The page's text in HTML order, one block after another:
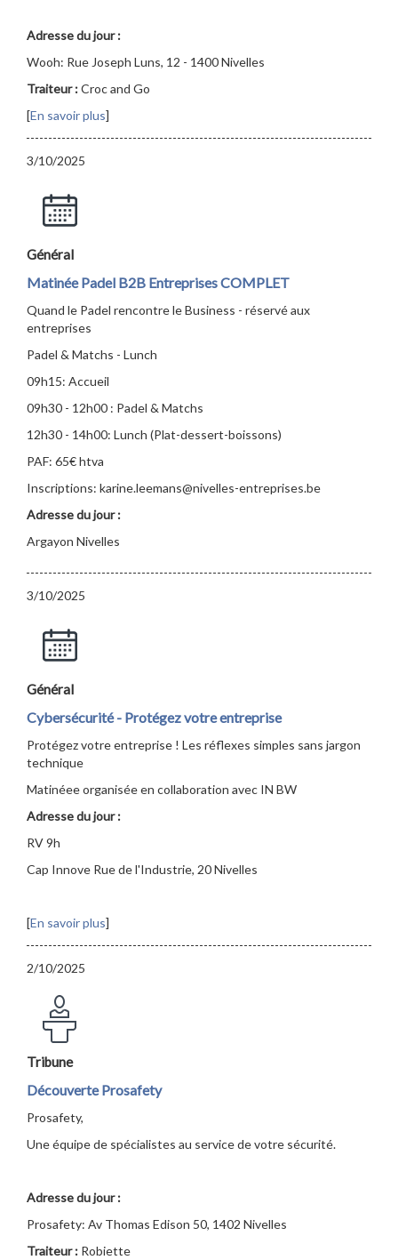
Adresse du jour :
Wooh: Rue Joseph Luns, 12 - 1400 Nivelles
Traiteur :Croc and Go
[En savoir plus]
3/10/2025
Général
Matinée Padel B2B Entreprises COMPLET
Quand le Padel rencontre le Business - réservé aux
entreprises
Padel & Matchs - Lunch
09h15: Accueil
09h30 - 12h00 : Padel & Matchs
12h30 - 14h00: Lunch (Plat-dessert-boissons)
PAF: 65€ htva
Inscriptions: karine.leemans@nivelles-entreprises.be
Adresse du jour :
Argayon Nivelles
3/10/2025
Général
Cybersécurité - Protégez votre entreprise
Protégez votre entreprise ! Les réflexes simples sans jargon
technique
Matinéee organisée en collaboration avec IN BW
Adresse du jour :
RV 9h
Cap Innove Rue de l'Industrie, 20 Nivelles
[En savoir plus]
2/10/2025
Tribune
Découverte Prosafety
Prosafety,
Une équipe de spécialistes au service de votre sécurité.
Adresse du jour :
Prosafety: Av Thomas Edison 50, 1402 Nivelles
Traiteur : Robiette